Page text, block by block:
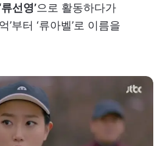
선영’으로 활동하다가
’부터 ‘류아벨’로 이름을